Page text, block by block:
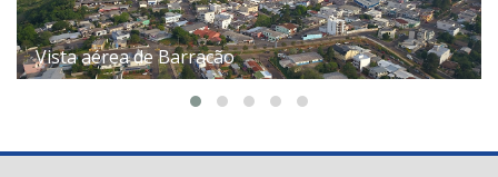
Vista aérea de Barracão